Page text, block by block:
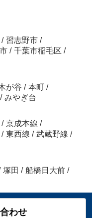
/ 習志野市 /
/ 千葉市稲毛区 /
が谷 / 本町 /
/ みやぎ台
/ 京成本線 /
/ 東西線 / 武蔵野線 /
塚田 / 船橋日大前 /
わせ